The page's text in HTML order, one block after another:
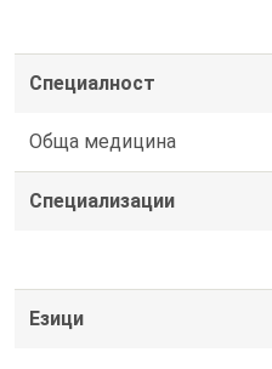
Специалност
Обща медицина
Специализации
Езици